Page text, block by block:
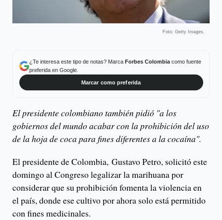
Foto: Getty Images.
¿Te interesa este tipo de notas? Marca Forbes Colombiacomo fuente
preferida en Google.
Marcar como preferida
El presidente colombiano también pidió "a los
gobiernos del mundo acabar con la prohibición del uso
de la hoja de coca para fines diferentes a la cocaína".
El presidente de Colombia, Gustavo Petro, solicitó este
domingo al Congreso legalizar la marihuana por
considerar que su prohibición fomenta la violencia en
el país, donde ese cultivo por ahora solo está permitido
con fines medicinales.